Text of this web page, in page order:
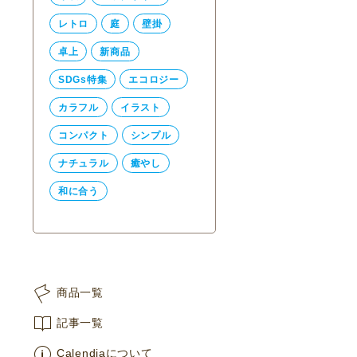
レトロ 庭 壁掛
卓上 新商品
SDGs特集 エコロジー
カラフル イラスト
コンパクト シンプル
ナチュラル 癒やし
和に合う
商品一覧
記事一覧
Calendiaについて